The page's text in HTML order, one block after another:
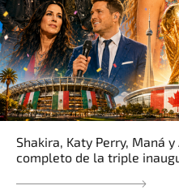
Shakira, Katy Perry, Maná
completo de la triple